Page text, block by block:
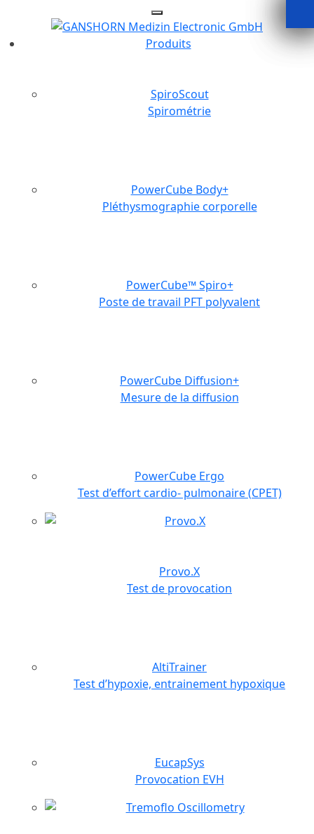
content
Produits
SpiroScout
Spirométrie
PowerCube Body+
Pléthysmographie corporelle
PowerCube™ Spiro+
Poste de travail PFT polyvalent
PowerCube Diffusion+
Mesure de la diffusion
PowerCube Ergo
Test d’effort cardio- pulmonaire (CPET)
Provo.X
Test de provocation
AltiTrainer
Test d’hypoxie, entrainement hypoxique
EucapSys
Provocation EVH